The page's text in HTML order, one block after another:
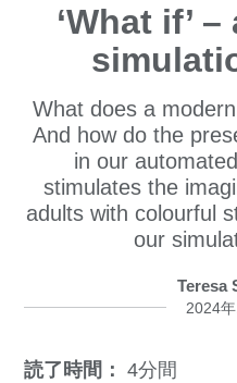
‘What if’
What does a
And how do the
in our
stimulates the
adults with colourful
our
Teresa
2024
読了時間： 4分間